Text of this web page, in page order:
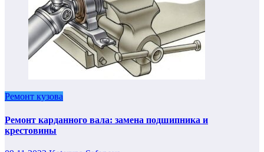
Ремонт кузова
Ремонт карданного вала: замена подшипника и
крестовины